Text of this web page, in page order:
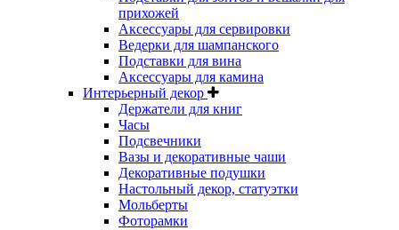
прихожей
Аксессуары для сервировки
Ведерки для шампанского
Подставки для вина
Аксессуары для камина
Интерьерный декор
Держатели для книг
Часы
Подсвечники
Вазы и декоративные чаши
Декоративные подушки
Настольный декор, статуэтки
Мольберты
Фоторамки